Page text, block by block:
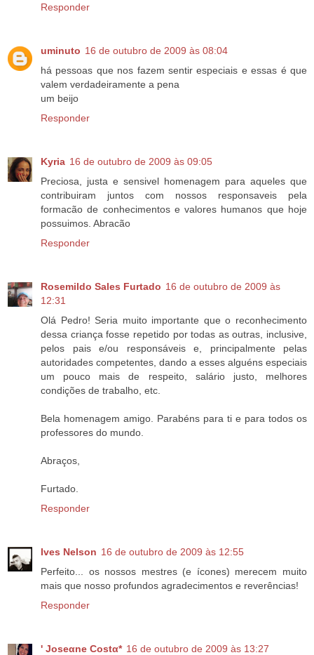
Responder
uminuto 16 de outubro de 2009 às 08:04
há pessoas que nos fazem sentir especiais e essas é que
valem verdadeiramente a pena
um beijo
Responder
Kyria 16 de outubro de 2009 às 09:05
Preciosa, justa e sensivel homenagem para aqueles que
contribuiram juntos com nossos responsaveis pela
formacão de conhecimentos e valores humanos que hoje
possuimos. Abracão
Responder
Rosemildo Sales Furtado 16 de outubro de 2009 às
12:31
Olá Pedro! Seria muito importante que o reconhecimento
dessa criança fosse repetido por todas as outras, inclusive,
pelos pais e/ou responsáveis e, principalmente pelas
autoridades competentes, dando a esses alguéns especiais
um pouco mais de respeito, salário justo, melhores
condições de trabalho, etc.
Bela homenagem amigo. Parabéns para ti e para todos os
professores do mundo.
Abraços,
Furtado.
Responder
Ives Nelson 16 de outubro de 2009 às 12:55
Perfeito... os nossos mestres (e ícones) merecem muito
mais que nosso profundos agradecimentos e reverências!
Responder
' Joseαne Costα* 16 de outubro de 2009 às 13:27